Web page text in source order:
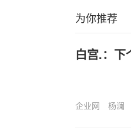
为你推荐
白宫.：下
企业网 杨澜